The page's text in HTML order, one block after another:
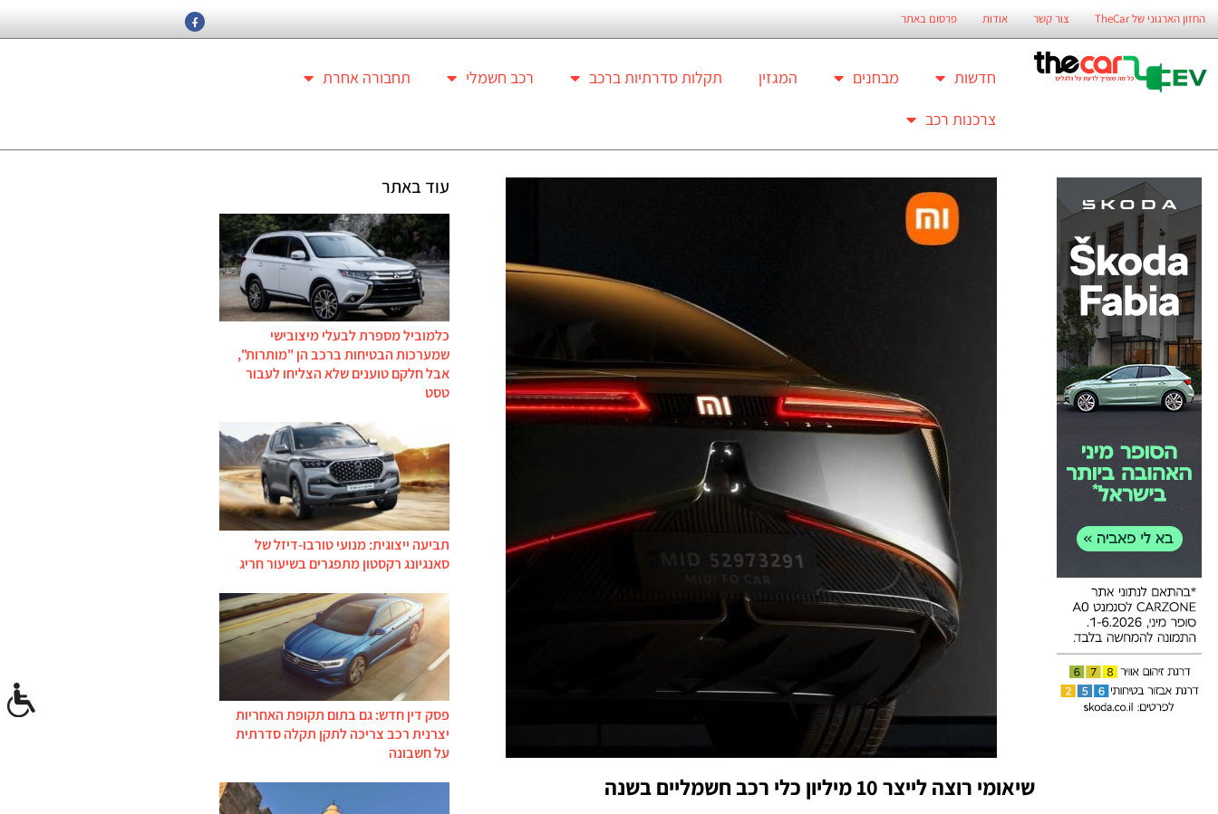
החזון הארגוני של TheCar צור קשר אודות פרסום באתר
חדשות מבחנים המגזין תקלות סדרתיות ברכב רכב חשמלי
תחבורה אחרת
צרכנות רכב
שיאומי רוצה לייצר 10 מיליון כלי רכב חשמליים בשנה
עוד באתר
כלמוביל מספרת לבעלי מיצובישי
שמערכות הבטיחות ברכב הן "מותרות",
אבל חלקם טוענים שלא הצליחו לעבור
טסט
תביעה ייצוגית: מנועי טורבו-דיזל של
סאנגיונג רקסטון מתפגרים בשיעור חריג
פסק דין חדש: גם בתום תקופת האחריות
יצרנית רכב צריכה לתקן תקלה סדרתית
על חשבונה